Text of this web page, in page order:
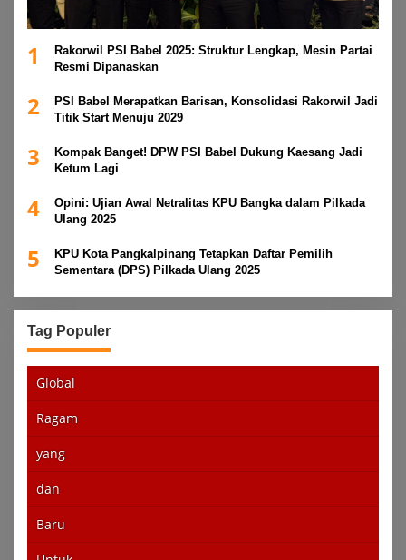
1
Rakorwil PSI Babel 2025: Struktur Lengkap, Mesin Partai
Resmi Dipanaskan
2
PSI Babel Merapatkan Barisan, Konsolidasi Rakorwil Jadi
Titik Start Menuju 2029
3
Kompak Banget! DPW PSI Babel Dukung Kaesang Jadi
Ketum Lagi
4
Opini: Ujian Awal Netralitas KPU Bangka dalam Pilkada
Ulang 2025
5
KPU Kota Pangkalpinang Tetapkan Daftar Pemilih
Sementara (DPS) Pilkada Ulang 2025
Tag Populer
Global
Ragam
yang
dan
Baru